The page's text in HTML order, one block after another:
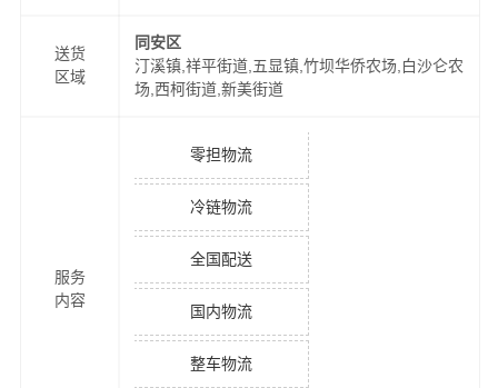
送货
区域
同安区
汀溪镇,祥平街道,五显镇,竹坝华侨农场,白沙仑农
场,西柯街道,新美街道
服务
内容
零担物流
冷链物流
全国配送
国内物流
整车物流